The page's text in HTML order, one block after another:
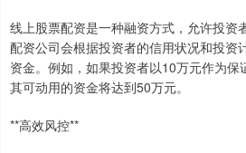
线上股票配资是一种融资方式，允许投资
配资公司会根据投资者的信用状况和投资
资金。例如，如果投资者以10万元作为保
其可动用的资金将达到50万元。
**高效风控**